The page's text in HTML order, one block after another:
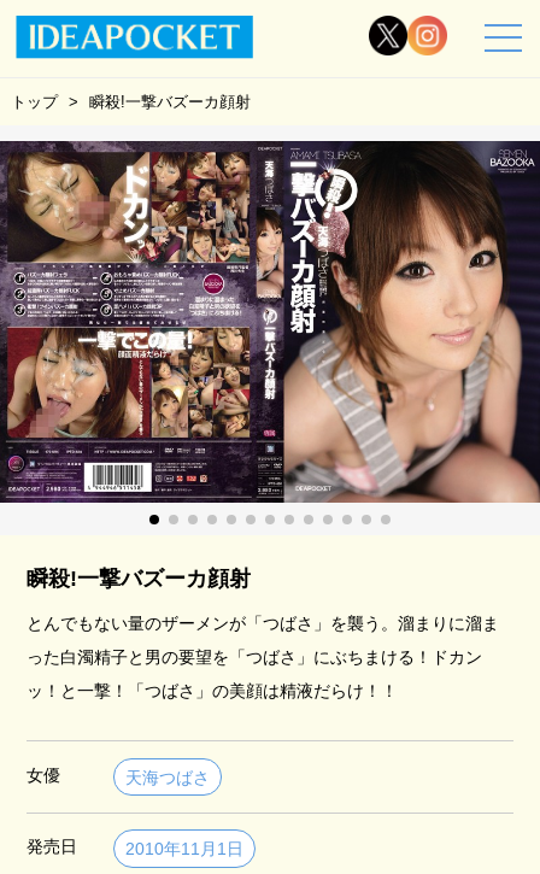
トップ 瞬殺!一撃バズーカ顔射
瞬殺!一撃バズーカ顔射
とんでもない量のザーメンが「つばさ」を襲う。溜まりに溜ま
った白濁精子と男の要望を「つばさ」にぶちまける！ドカン
ッ！と一撃！「つばさ」の美顔は精液だらけ！！
女優 天海つばさ
発売日 2010年11月1日